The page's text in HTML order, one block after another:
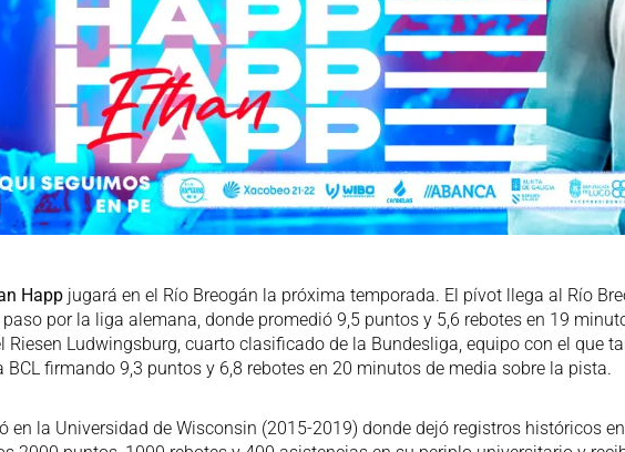
Happ jugará en el Río Breogán la próxima temporada. El pívot llega al Río
por la liga alemana, donde promedió 9,5 puntos y 5,6 rebotes en 19
Riesen Ludwingsburg, cuarto clasificado de la Bundesliga, equipo con el que
BCL firmando 9,3 puntos y 6,8 rebotes en 20 minutos de media sobre la pista.
en la Universidad de Wisconsin (2015-2019) donde dejó registros históricos